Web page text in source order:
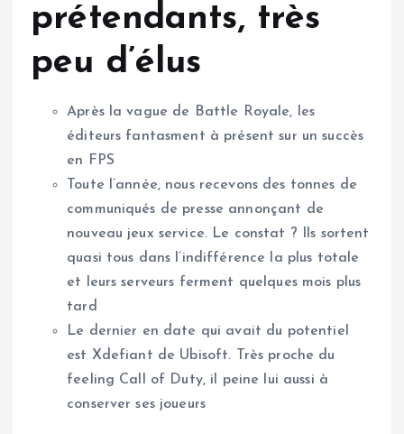
prétendants, très
peu d’élus
Après la vague de Battle Royale, les
éditeurs fantasment à présent sur un succès
en FPS
Toute l’année, nous recevons des tonnes de
communiqués de presse annonçant de
nouveau jeux service. Le constat ? Ils sortent
quasi tous dans l’indifférence la plus totale
et leurs serveurs ferment quelques mois plus
tard
Le dernier en date qui avait du potentiel
est Xdefiant de Ubisoft. Très proche du
feeling Call of Duty, il peine lui aussi à
conserver ses joueurs